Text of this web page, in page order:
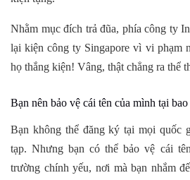
Nhằm mục đích trả đũa, phía công ty
lại kiện công ty Singapore vì vi phạm
họ thắng kiện! Vâng, thật chẳng ra thể
Bạn nên bảo vệ cái tên của mình tại
Bạn không thể đăng ký tại mọi quốc
tạp. Nhưng bạn có thể bảo vệ cái
trường chính yếu, nơi mà bạn nhắm